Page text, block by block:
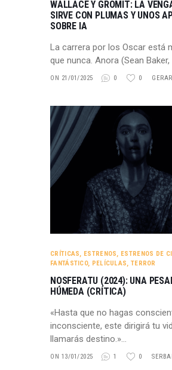
WALLACE Y GROMIT: LA
SIRVE CON PLUMAS Y UNOS
SOBRE IA
La carrera por los Oscar está
que nunca. Anora (Sean Baker,
ON 21/01/2025 0 0
CRÍTICAS, ESTRENOS, ESTRENOS DE
FANTÁSTICO, PELÍCULAS, TERROR
NOSFERATU (2024): UNA
HÚMEDA (CRÍTICA)
«Hasta que no hagas
inconsciente, este dirigirá tu
llamarás destino.»…
ON 13/01/2025 1 0